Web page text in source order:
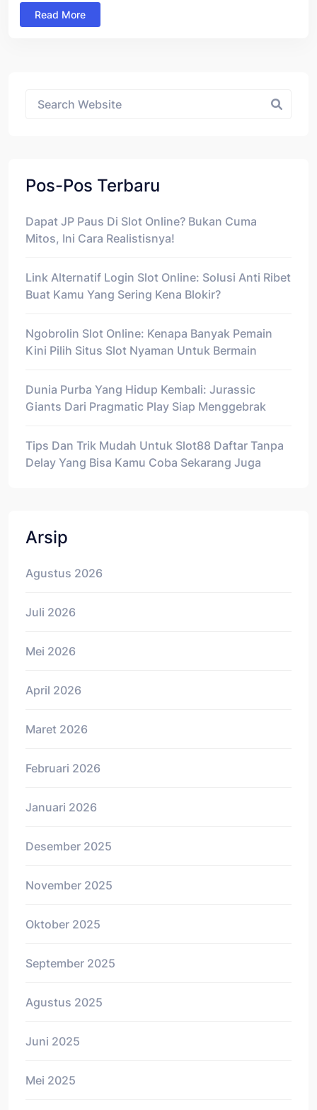
Read More
Pos-Pos Terbaru
Dapat JP Paus Di Slot Online? Bukan Cuma
Mitos, Ini Cara Realistisnya!
Link Alternatif Login Slot Online: Solusi Anti Ribet
Buat Kamu Yang Sering Kena Blokir?
Ngobrolin Slot Online: Kenapa Banyak Pemain
Kini Pilih Situs Slot Nyaman Untuk Bermain
Dunia Purba Yang Hidup Kembali: Jurassic
Giants Dari Pragmatic Play Siap Menggebrak
Tips Dan Trik Mudah Untuk Slot88 Daftar Tanpa
Delay Yang Bisa Kamu Coba Sekarang Juga
Arsip
Agustus 2026
Juli 2026
Mei 2026
April 2026
Maret 2026
Februari 2026
Januari 2026
Desember 2025
November 2025
Oktober 2025
September 2025
Agustus 2025
Juni 2025
Mei 2025